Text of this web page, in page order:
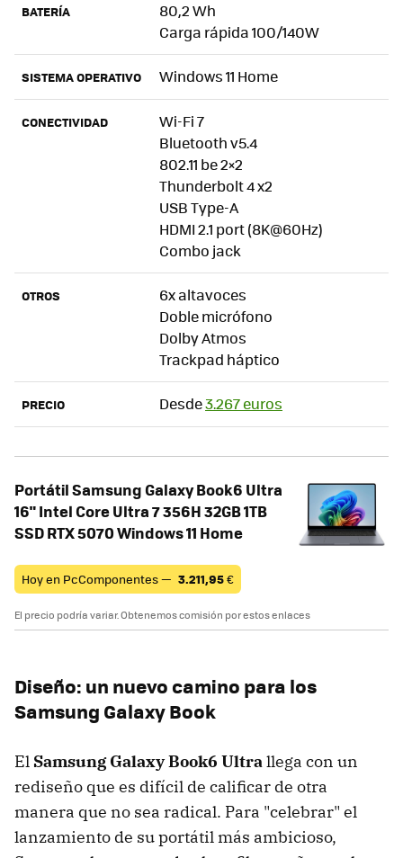
BATERÍA
80,2 Wh
Carga rápida 100/140W
SISTEMA OPERATIVO Windows 11 Home
CONECTIVIDAD
Wi-Fi 7
Bluetooth v5.4
802.11 be 2×2
Thunderbolt 4 x2
USB Type-A
HDMI 2.1 port (8K@60Hz)
Combo jack
OTROS
6x altavoces
Doble micrófono
Dolby Atmos
Trackpad háptico
PRECIO Desde3.267 euros
Portátil Samsung Galaxy Book6 Ultra
16" Intel Core Ultra 7 356H 32GB 1TB
SSD RTX 5070 Windows 11 Home
Hoy en PcComponentes — 3.211,95€
El precio podría variar. Obtenemos comisión por estos enlaces
Diseño: un nuevo camino para los
Samsung Galaxy Book
El Samsung Galaxy Book6 Ultrallega con un
rediseño que es difícil de calificar de otra
manera que no sea radical. Para "celebrar" el
lanzamiento de su portátil más ambicioso,